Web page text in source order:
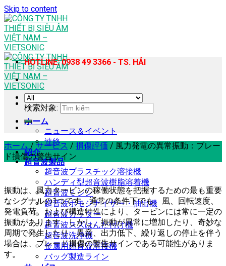
Skip to content
ホーム
ニュース＆イベント
連絡
紹介
超音波製品
超音波プラスチック溶接機
ハンディ型超音波樹脂溶着機
超音波ミシン
超音波ホモジナイザー・抽出機
超音波カッター
超音波スズはんだ付け機
超音波洗浄機
金属用超音波溶接機
バッグ製造ライン
HOTLINE: 0938 49 3366 - TS. HẢI
検索対象:
ホーム / サービス / 損傷評価 / 風力発電の異常振動：ブレー
ド損傷の警告サイン
振動は、風力タービンの稼働状態を把握するための最も重要
なシグナルの1つです。通常の条件下でも、風、回転速度、
発電負荷、および構造特性により、タービンには常に一定の
振動があります。しかし、振動が異常に増加したり、奇妙な
周期で発生したり、異音、出力低下、繰り返しの停止を伴う
場合は、ブレード損傷の警告サインである可能性がありま
す。